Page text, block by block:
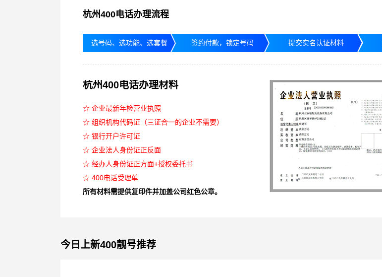
杭州400电话办理流程
选号码、选功能、选套餐 签约付款，锁定号码 提交实名认证材料
杭州400电话办理材料
☆ 企业最新年检营业执照
☆ 组织机构代码证（三证合一的企业不需要）
☆ 银行开户许可证
☆ 企业法人身份证正反面
☆ 经办人身份证正方面+授权委托书
☆ 400电话受理单
所有材料需提供复印件并加盖公司红色公章。
今日上新400靓号推荐